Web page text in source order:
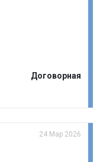
Договорная
24 Мар 2026